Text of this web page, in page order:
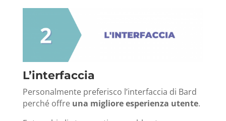
L’interfaccia
Personalmente preferisco l’interfaccia di Bard
perché offre una migliore esperienza utente.